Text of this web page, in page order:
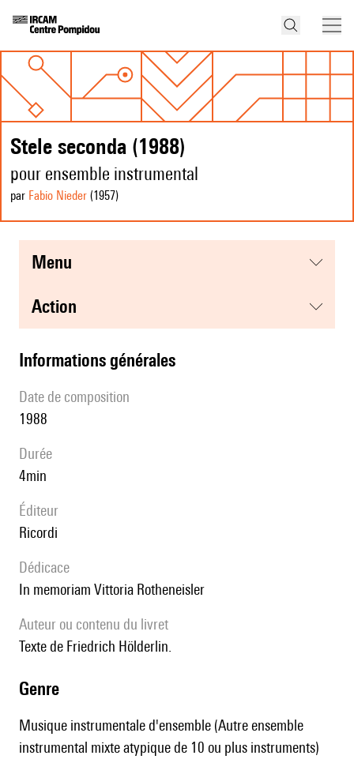
Stele seconda (1988)
pour ensemble instrumental
par Fabio Nieder (1957)
menu
action
informations générales
date de composition
1988
durée
4min
éditeur
Ricordi
Dédicace
in memoriam Vittoria Rotheneisler
Auteur ou contenu du livret
Texte de Friedrich Hölderlin.
genre
Musique instrumentale d'ensemble (Autre ensemble
instrumental mixte atypique de 10 ou plus instruments)